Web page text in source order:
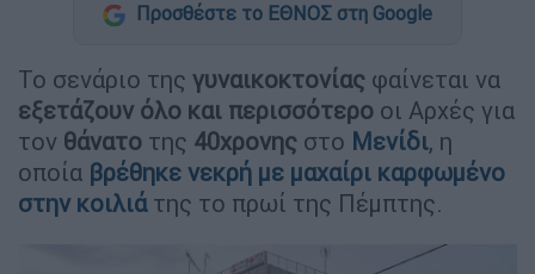
Προσθέστε το ΕΘΝΟΣ στη Google
Το σενάριο της γυναικοκτονίας φαίνεται να
εξετάζουν όλο και περισσότερο οι Αρχές για
τον θάνατο της 40χρονης στο Μενίδι, η
οποία βρέθηκε νεκρή με μαχαίρι καρφωμένο
στην κοιλιάτης το πρωί της Πέμπτης.